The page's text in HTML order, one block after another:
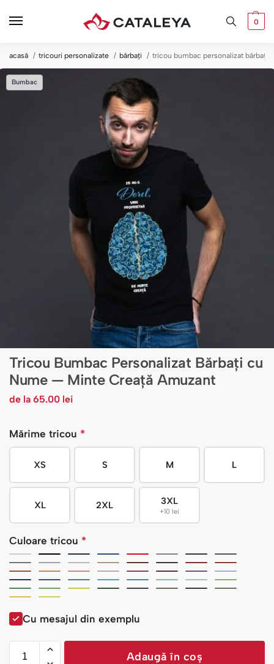
0
acasă tricouri personalizate bărbați tricou bumbac personalizat bărbați
Bumbac
Tricou Bumbac Personalizat Bărbați cu
Nume — Minte Creață Amuzant
de la 65.00 lei
Mărime tricou *
XS S M L
XL 2XL 3XL
+10 lei
Culoare tricou *
Cu mesajul din exemplu
Adaugă în coș